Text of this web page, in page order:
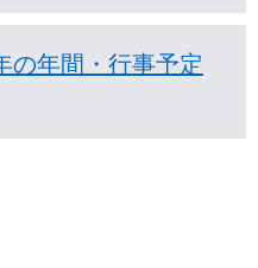
の年間・行事予定